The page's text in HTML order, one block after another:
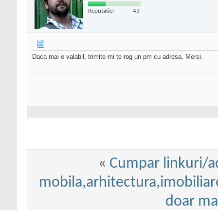
Reputatie: 43
Daca mai e valabil, trimite-mi te rog un pm cu adresa. Mersi.
« Cumpar linkuri/
doar